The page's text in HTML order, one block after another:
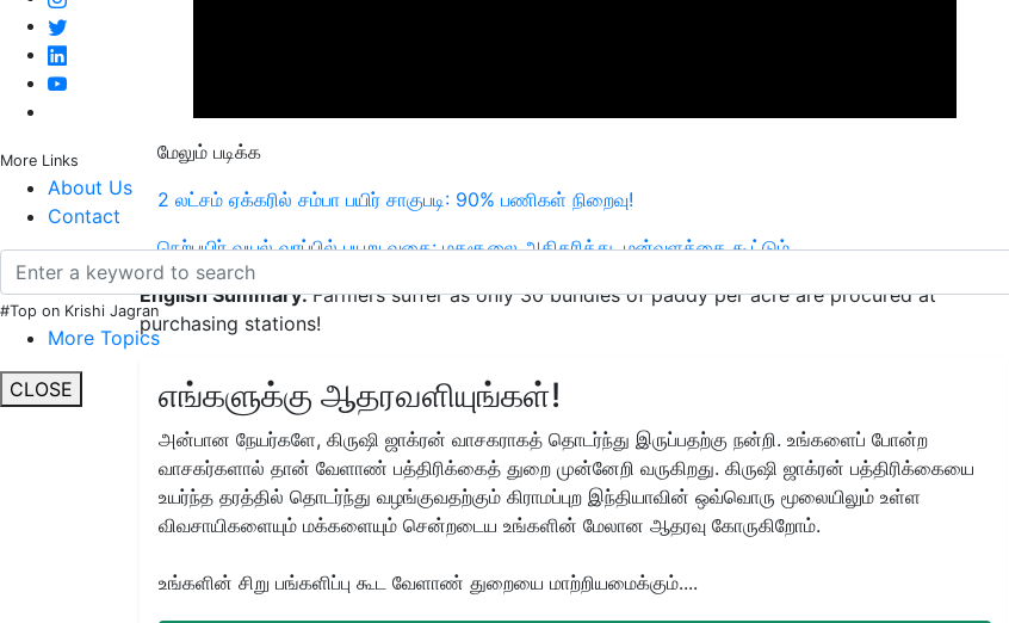
More Links
About Us
Contact
#Top on Krishi Jagran
More Topics
CLOSE
மேலும் படிக்க
2 லட்சம் ஏக்கரில் சம்பா பயிர் சாகுபடி: 90% பணிகள் நிறைவு!
நெற்பயிர் வயல் வரப்பில் பயறு வகை: மகசூலை அதிகரித்து, மன்வளத்தை கூட்டும்
English Summary:Farmers suffer as only 30 bundles of paddy per acre are procured at
purchasing stations!
எங்களுக்கு ஆதரவளியுங்கள்!
அன்பான நேயர்களே, கிருஷி ஜாக்ரன் வாசகராகத் தொடர்ந்து இருப்பதற்கு நன்றி. உங்களைப் போன்ற
வாசகர்களால் தான் வேளாண் பத்திரிக்கைத் துறை முன்னேறி வருகிறது. கிருஷி ஜாக்ரன் பத்திரிக்கையை
உயர்ந்த தரத்தில் தொடர்ந்து வழங்குவதற்கும் கிராமப்புற இந்தியாவின் ஒவ்வொரு மூலையிலும் உள்ள
விவசாயிகளையும் மக்களையும் சென்றடைய உங்களின் மேலான ஆதரவு கோருகிறோம்.
உங்களின் சிறு பங்களிப்பு கூட வேளாண் துறையை மாற்றியமைக்கும்....